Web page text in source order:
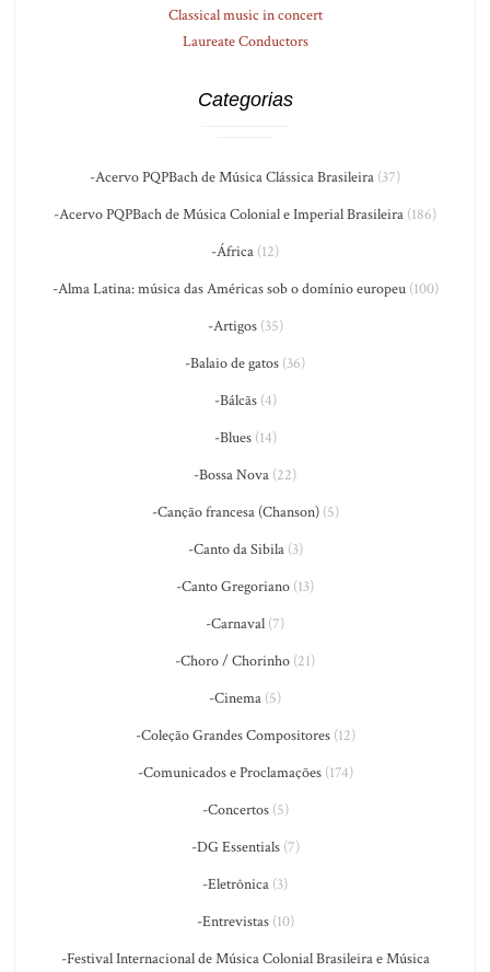
Classical music in concert
Laureate Conductors
Categorias
-Acervo PQPBach de Música Clássica Brasileira (37)
-Acervo PQPBach de Música Colonial e Imperial Brasileira (186)
-África (12)
-Alma Latina: música das Américas sob o domínio europeu(100)
-Artigos(35)
-Balaio de gatos (36)
-Bálcãs(4)
-Blues(14)
-Bossa Nova (22)
-Canção francesa (Chanson)(5)
-Canto da Sibila(3)
-Canto Gregoriano (13)
-Carnaval (7)
-Choro / Chorinho (21)
-Cinema (5)
-Coleção Grandes Compositores(12)
-Comunicados e Proclamações(174)
-Concertos(5)
-DG Essentials(7)
-Eletrônica (3)
-Entrevistas(10)
-Festival Internacional de Música Colonial Brasileira e Música